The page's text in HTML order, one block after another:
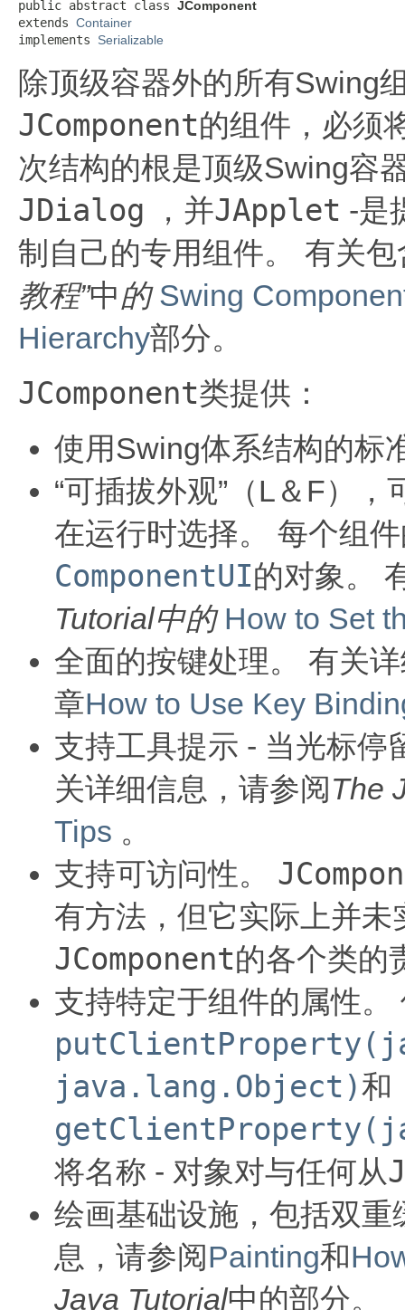
public abstract class JComponent
extends Container
implements Serializable
除顶级容器外的所有Swing
JComponent的组件，必须
次结构的根是顶级Swing容
JDialog ，并JApplet -是
制自己的专用组件。
有关
教程”中的 Swing
Hierarchy部分。
JComponent类提供：
使用Swing体系结构的标
“可插拔外观”（L＆F）
在运行时选择。
每个组
ComponentUI的对象。
Tutorial中的 How to Set
全面的按键处理。
有关
章How to Use Key
支持工具提示 - 当光标停
关详细信息，请参阅The
Tips 。
支持可访问性。
有方法，但它实际上并未
JComponent的各个类的
支持特定于组件的属性。
java.lang.Object)和
将名称 - 对象对与任何从
绘画基础设施，包括双重
息，请参阅Painting和
Java Tutorial中的部分。